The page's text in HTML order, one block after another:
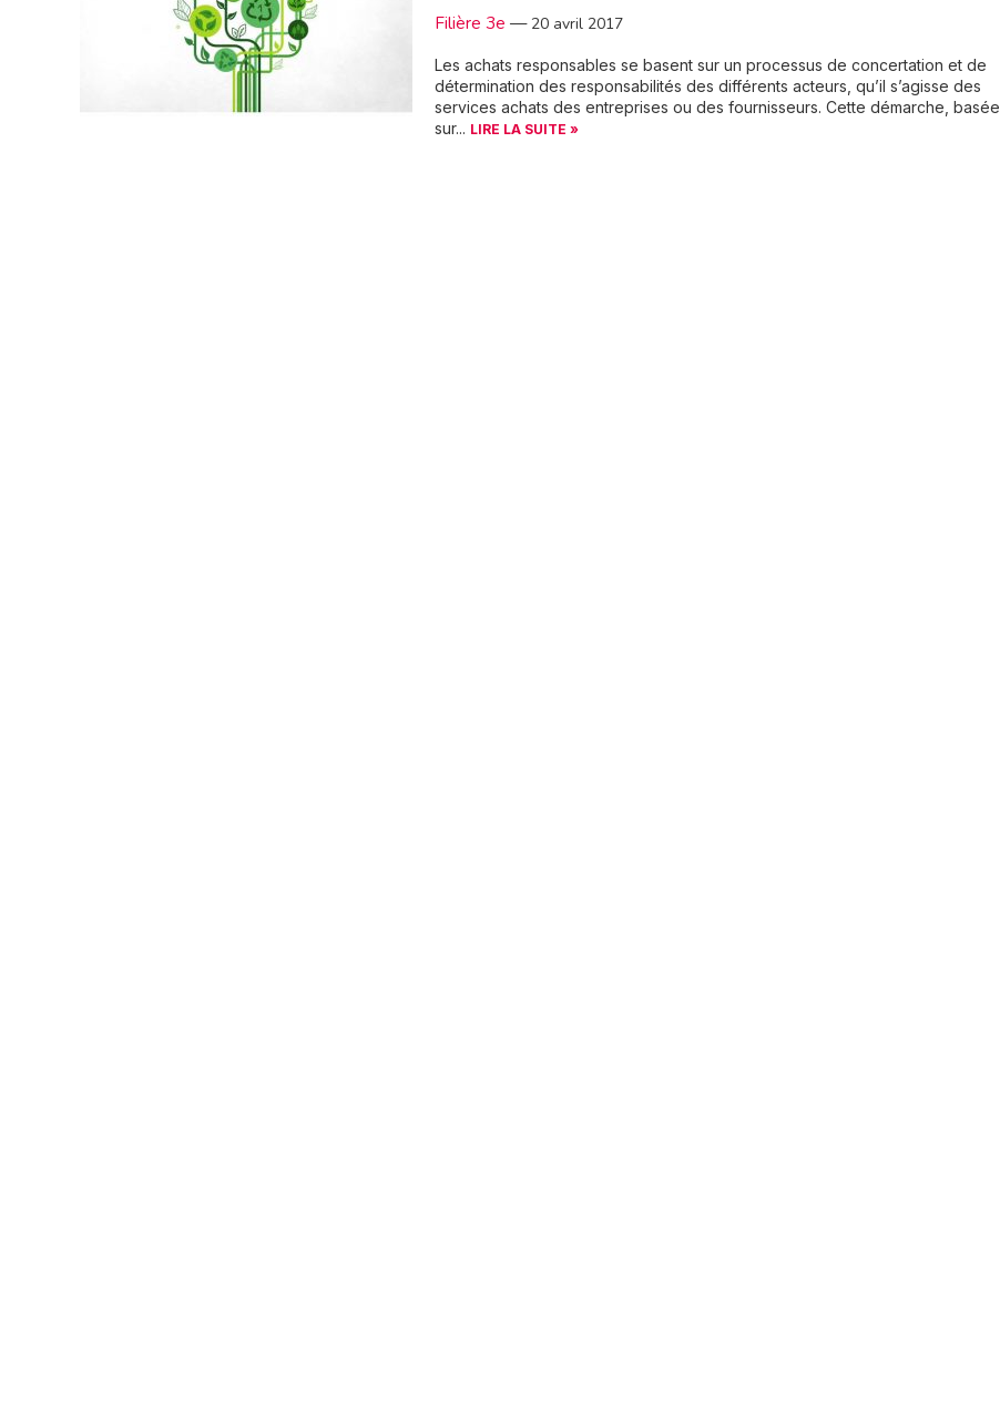
Filière 3e — 20 avril 2017
Les achats responsables se basent sur un processus de concertation et de
détermination des responsabilités des différents acteurs, qu’il s’agisse des
services achats des entreprises ou des fournisseurs. Cette démarche, basée
sur... LIRE LA SUITE »